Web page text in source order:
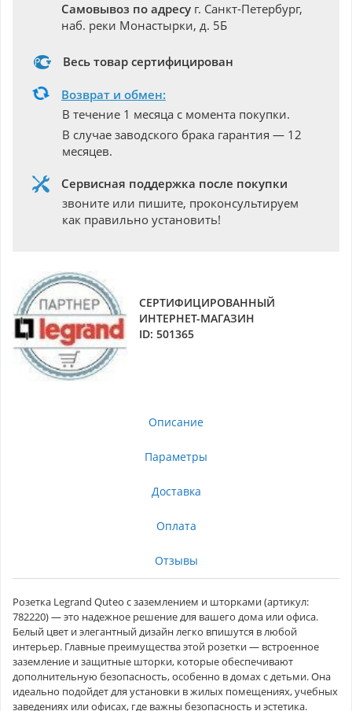
Самовывоз по адресу г. Санкт-Петербург,
наб. реки Монастырки, д. 5Б
Весь товар сертифицирован
Возврат и обмен:
В течение 1 месяца с момента покупки.
В случае заводского брака гарантия — 12
месяцев.
Сервисная поддержка после покупки
звоните или пишите, проконсультируем
как правильно установить!
СЕРТИФИЦИРОВАННЫЙ
ИНТЕРНЕТ-МАГАЗИН
ID: 501365
Описание
Параметры
Доставка
Оплата
Отзывы
Розетка Legrand Quteo с заземлением и шторками (артикул:
782220) — это надежное решение для вашего дома или офиса.
Белый цвет и элегантный дизайн легко впишутся в любой
интерьер. Главные преимущества этой розетки — встроенное
заземление и защитные шторки, которые обеспечивают
дополнительную безопасность, особенно в домах с детьми. Она
идеально подойдет для установки в жилых помещениях, учебных
заведениях или офисах, где важны безопасность и эстетика.